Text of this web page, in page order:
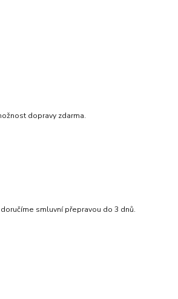
dopravy zdarma.
smluvní přepravou do 3 dnů.